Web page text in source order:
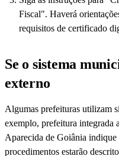
Fiscal". Haverá
requisitos de certificado
Se o sistema
externo
Algumas prefeituras utilizam
exemplo, prefeitura integrada
Aparecida de Goiânia
procedimentos estarão